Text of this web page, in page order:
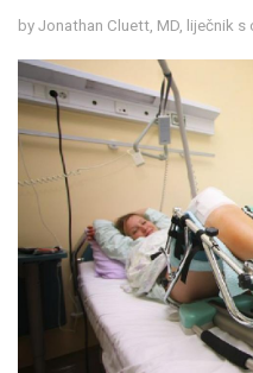
by Jonathan Cluett, MD, liječnik